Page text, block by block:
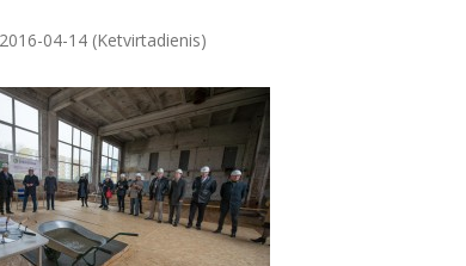
04-14 (Ketvirtadienis)